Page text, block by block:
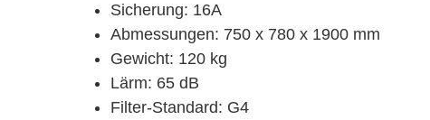
Sicherung: 16A
Abmessungen: 750 x 780 x 1900 mm
Gewicht: 120 kg
Lärm: 65 dB
Filter-Standard: G4